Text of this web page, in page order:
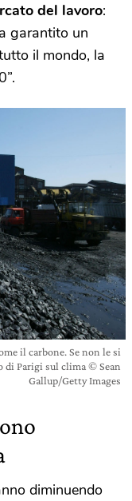
del lavoro:
garantito un
il mondo, la
il carbone. Se non le si
di Parigi sul clima © Sean
Gallup/Getty Images
diminuendo